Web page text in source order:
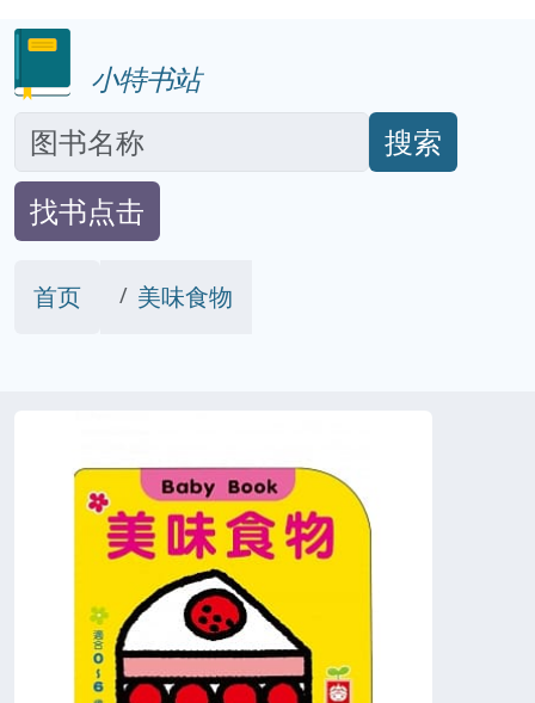
小特书站
搜索
找书点击
首页 美味食物